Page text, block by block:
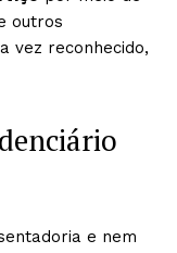
outros
vez reconhecido,
e nem